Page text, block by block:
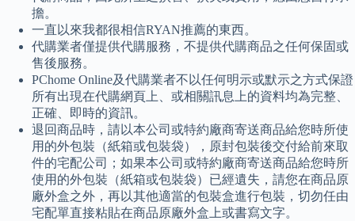
擔。
一直以來我都很相信RYAN推薦的東西。
代購業者僅提供代購服務，不提供代購商品之任何保固或
售後服務。
PChome Online及代購業者不以任何明示或默示之方式保證
所有出現在代購網頁上、或相關訊息上的資料均為完整、
正確、即時的資訊。
退回商品時，請以本公司或特約廠商寄送商品給您時所使
用的外包裝（紙箱或包裝袋），原封包裝後交付給前來取
件的宅配公司；如果本公司或特約廠商寄送商品給您時所
使用的外包裝（紙箱或包裝袋）已經遺失，請您在商品原
廠外盒之外，再以其他適當的包裝盒進行包裝，切勿任由
宅配單直接粘貼在商品原廠外盒上或書寫文字。